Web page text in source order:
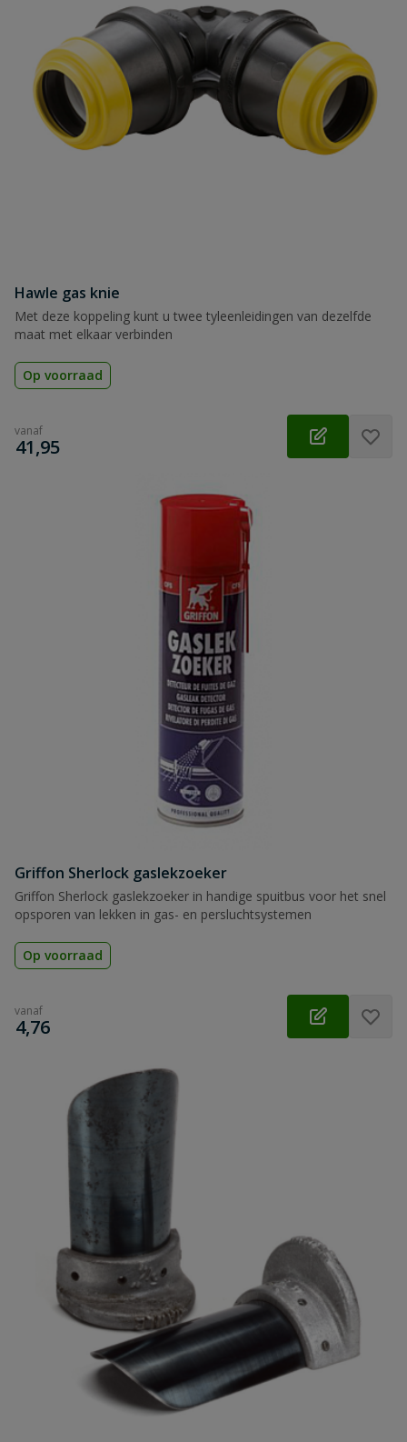
Hawle gas knie
Met deze koppeling kunt u twee tyleenleidingen van dezelfde
maat met elkaar verbinden
Op voorraad
vanaf
€
41,95
Griffon Sherlock gaslekzoeker
Griffon Sherlock gaslekzoeker in handige spuitbus voor het snel
opsporen van lekken in gas- en persluchtsystemen
Op voorraad
vanaf
€
4,76